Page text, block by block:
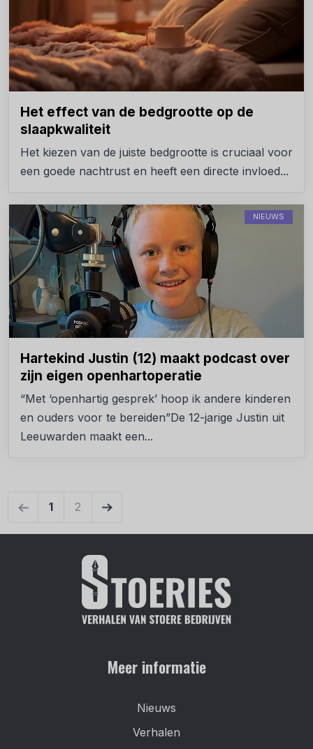
Het effect van de bedgrootte op de
slaapkwaliteit
Het kiezen van de juiste bedgrootte is cruciaal voor
een goede nachtrust en heeft een directe invloed...
NIEUWS
Hartekind Justin (12) maakt podcast over
zijn eigen openhartoperatie
“Met ‘openhartig gesprek’ hoop ik andere kinderen
en ouders voor te bereiden”De 12-jarige Justin uit
Leeuwarden maakt een...
← 1 2 →
Meer informatie
Nieuws
Verhalen